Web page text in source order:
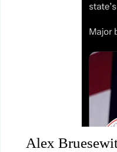
Alex